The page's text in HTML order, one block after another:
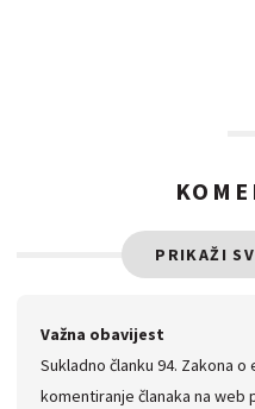
PRIKAŽI
Važna obavijest
Sukladno članku 94. Zakona
komentiranje članaka na web